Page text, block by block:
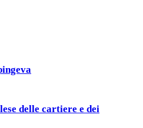
delle cartiere e dei